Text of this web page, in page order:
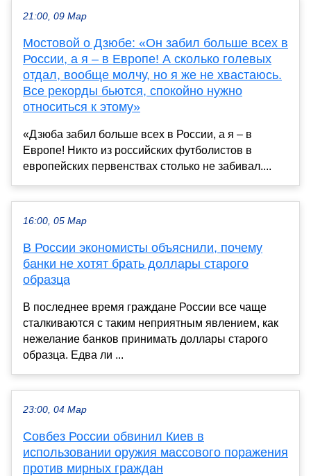
21:00, 09 Мар
Мостовой о Дзюбе: «Он забил больше всех в
России, а я – в Европе! А сколько голевых
отдал, вообще молчу, но я же не хвастаюсь.
Все рекорды бьются, спокойно нужно
относиться к этому»
«Дзюба забил больше всех в России, а я – в
Европе! Никто из российских футболистов в
европейских первенствах столько не забивал....
16:00, 05 Мар
В России экономисты объяснили, почему
банки не хотят брать доллары старого
образца
В последнее время граждане России все чаще
сталкиваются с таким неприятным явлением, как
нежелание банков принимать доллары старого
образца. Едва ли ...
23:00, 04 Мар
Совбез России обвинил Киев в
использовании оружия массового поражения
против мирных граждан